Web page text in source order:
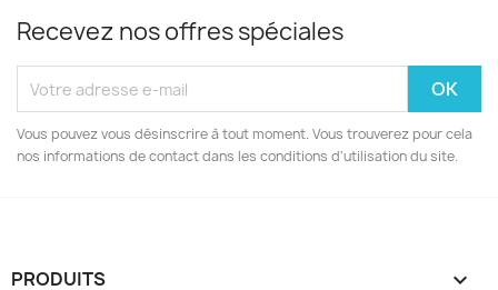
Recevez nos offres spéciales
Vous pouvez vous désinscrire à tout moment. Vous trouverez pour cela
nos informations de contact dans les conditions d'utilisation du site.
PRODUITS 